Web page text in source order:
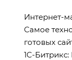
Интернет-
Самое
готовых
1С-